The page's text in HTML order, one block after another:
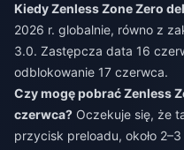
Kiedy Zenless Zone Zero
2026 r. globalnie, równo z
3.0. Zastępcza data 16
odblokowanie 17 czerwca.
Czy mogę pobrać Zenless
czerwca? Oczekuje się, że
przycisk preloadu, około